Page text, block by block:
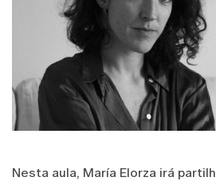
Nesta aula, María Elorza irá